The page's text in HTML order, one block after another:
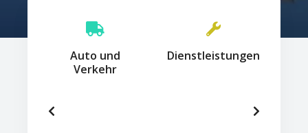
Auto und
Verkehr
Dienstleistungen